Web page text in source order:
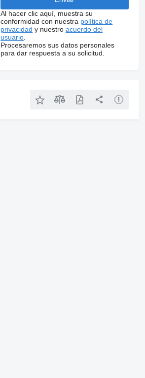
Al hacer clic aquí, muestra su
conformidad con nuestra política de
privacidad y nuestroacuerdo del
usuario
Procesaremos sus datos personales
para dar respuesta a su solicitud.